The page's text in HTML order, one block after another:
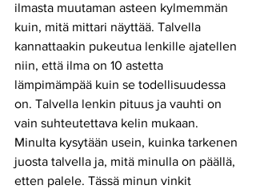
ilmasta muutaman asteen kylmemmän
kuin, mitä mittari näyttää. Talvella
kannattaakin pukeutua lenkille ajatellen
niin, että ilma on 10 astetta
lämpimämpää kuin se todellisuudessa
on. Talvella lenkin pituus ja vauhti on
vain suhteutettava kelin mukaan.
Minulta kysytään usein, kuinka tarkenen
juosta talvella ja, mitä minulla on päällä,
etten palele. Tässä minun vinkit